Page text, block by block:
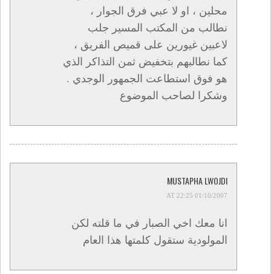
محلين ، او لا عبي فرق الجوار ،
نطالب من المكتب المسير جلب
لاعبين غيورين على قميص الفريق ،
كما نطالبهم بتخفيض ثمن التذاكر الذي
هو فوق استطاعت الجمهور الوجدي .
وشكرا لصاحب الموضوع
MUSTAPHA LWOJDI
01/10/2007 AT 22:25
انا معك اخي الصبار في ما قلته لكن
المولودية ستقول كلمتها هذا العام